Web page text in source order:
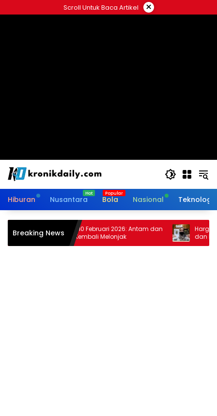
ke
Scroll Untuk Baca Artikel ×
Hiburan Nusantara Bola Nasional Teknologi
Breaking News
Harga Emas 10 Februari 2026: Antam dan
Pegadaian Kembali Melonjak
Harga Emas
dan